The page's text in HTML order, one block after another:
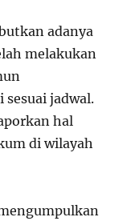
adanya
melakukan
jadwal.
hal
di wilayah